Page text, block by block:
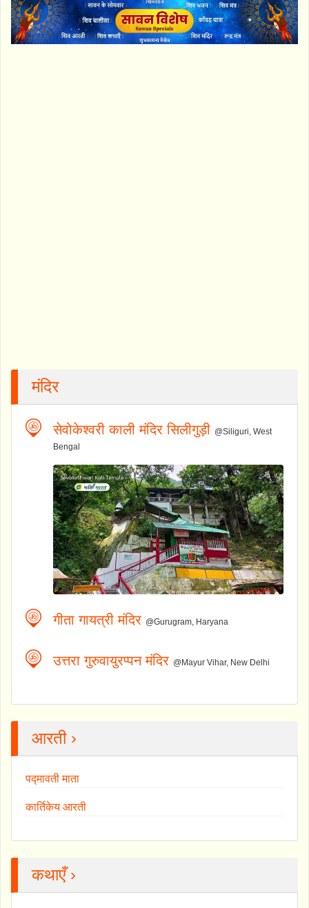
मंदिर
सेवोकेश्वरी काली मंदिर सिलीगुड़ी @Siliguri, West
Bengal
गीता गायत्री मंदिर @Gurugram, Haryana
उत्तरा गुरुवायुरप्पन मंदिर @Mayur Vihar, New Delhi
आरती ›
पद्मावती माता
कार्तिकेय आरती
कथाएँ ›